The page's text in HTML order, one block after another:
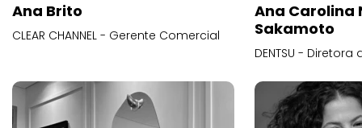
Ana Brito
CLEAR CHANNEL - Gerente Comercial
Ana Carolina
Sakamoto
DENTSU -